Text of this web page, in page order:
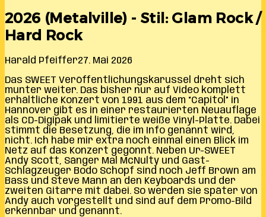
2026 (Metalville) - Stil: Glam Rock /
Hard Rock
Harald Pfeiffer27. Mai 2026
Das SWEET Veröffentlichungskarussel dreht sich
munter weiter. Das bisher nur auf Video komplett
erhältliche Konzert von 1991 aus dem “Capitol” in
Hannover gibt es in einer restaurierten Neuauflage
als CD-Digipak und limitierte weiße Vinyl-Platte. Dabei
stimmt die Besetzung, die im Info genannt wird,
nicht. Ich habe mir extra noch einmal einen Blick im
Netz auf das Konzert gegönnt. Neben Ur-SWEET
Andy Scott, Sänger Mal McNulty und Gast-
Schlagzeuger Bodo Schopf sind noch Jeff Brown am
Bass und Steve Mann an den Keyboards und der
zweiten Gitarre mit dabei. So werden sie später von
Andy auch vorgestellt und sind auf dem Promo-Bild
erkennbar und genannt.